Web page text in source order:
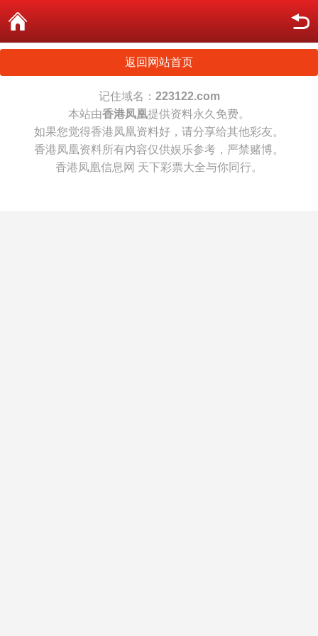
返回网站首页
记住域名： 223122.com
本站由香港凤凰提供资料永久免费。
如果您觉得香港凤凰资料好，请分享给其他彩友。
香港凤凰资料所有内容仅供娱乐参考，严禁赌博。
香港凤凰信息网 天下彩票大全与你同行。